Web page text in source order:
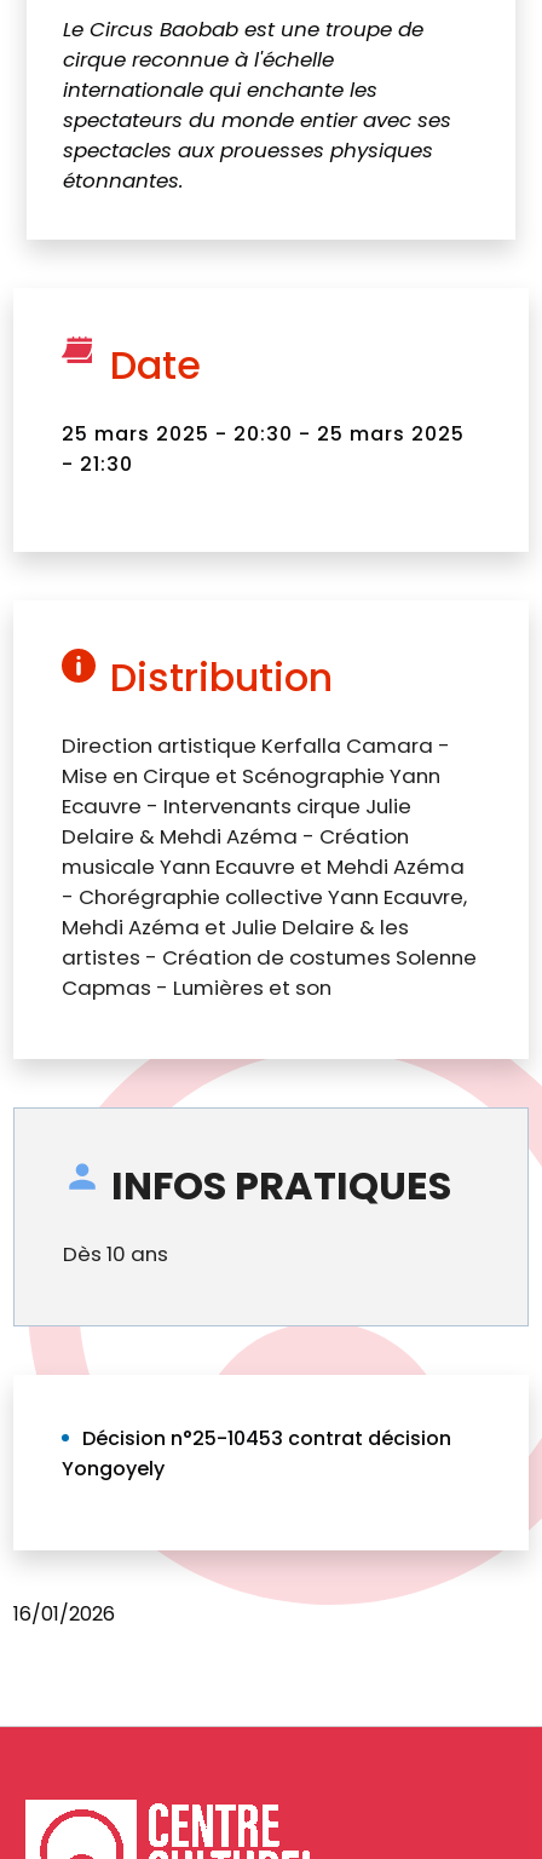
Le Circus Baobab est une troupe de
cirque reconnue à l'échelle
internationale qui enchante les
spectateurs du monde entier avec ses
spectacles aux prouesses physiques
étonnantes.
Date
25 mars 2025 - 20:30 - 25 mars 2025
- 21:30
Distribution
Direction artistique Kerfalla Camara -
Mise en Cirque et Scénographie Yann
Ecauvre - Intervenants cirque Julie
Delaire & Mehdi Azéma - Création
musicale Yann Ecauvre et Mehdi Azéma
- Chorégraphie collective Yann Ecauvre,
Mehdi Azéma et Julie Delaire & les
artistes - Création de costumes Solenne
Capmas - Lumières et son
INFOS PRATIQUES
Dès 10 ans
Décision n°25-10453 contrat décision
Yongoyely
16/01/2026